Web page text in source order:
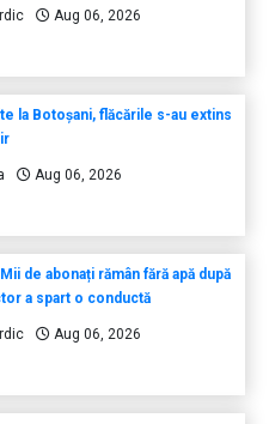
Aug 06, 2026
la Botoșani, flăcările s-au extins
Aug 06, 2026
de abonați rămân fără apă după
a spart o conductă
Aug 06, 2026